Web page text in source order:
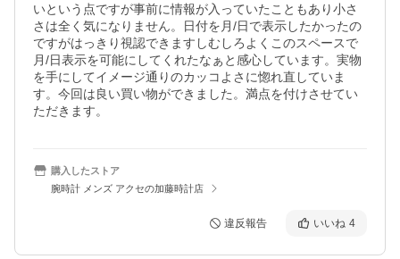
いという点ですが事前に情報が入っていたこともあり小さ
さは全く気になりません。日付を月/日で表示したかったの
ですがはっきり視認できますしむしろよくこのスペースで
月/日表示を可能にしてくれたなぁと感心しています。実物
を手にしてイメージ通りのカッコよさに惚れ直していま
す。今回は良い買い物ができました。満点を付けさせてい
ただきます。
購入したストア
腕時計 メンズ アクセの加藤時計店
違反報告 いいね 4